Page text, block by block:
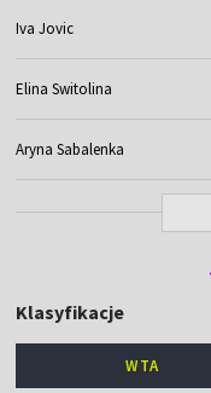
Iva Jovic
Elina Switolina
Aryna Sabalenka
Klasyfikacje
WTA